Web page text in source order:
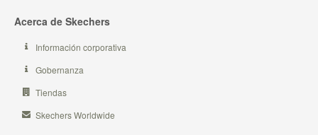
Acerca de Skechers
Información corporativa
Gobernanza
Tiendas
Skechers Worldwide